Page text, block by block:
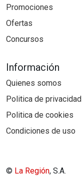
Promociones
Ofertas
Concursos
Información
Quienes somos
Politica de privacidad
Politica de cookies
Condiciones de uso
© La Región, S.A.